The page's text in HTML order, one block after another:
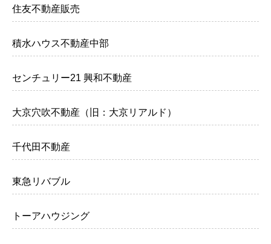
住友不動産販売
積水ハウス不動産中部
センチュリー21 興和不動産
大京穴吹不動産（旧：大京リアルド）
千代田不動産
東急リバブル
トーアハウジング